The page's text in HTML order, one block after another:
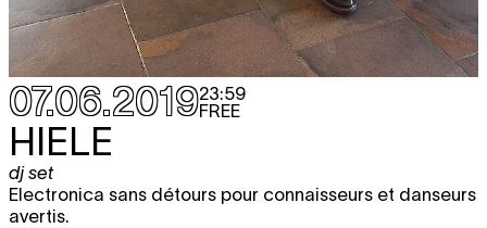
07.06.201923:59
FREE
HIELE
dj set
Electronica sans détours pour connaisseurs et danseurs
avertis.